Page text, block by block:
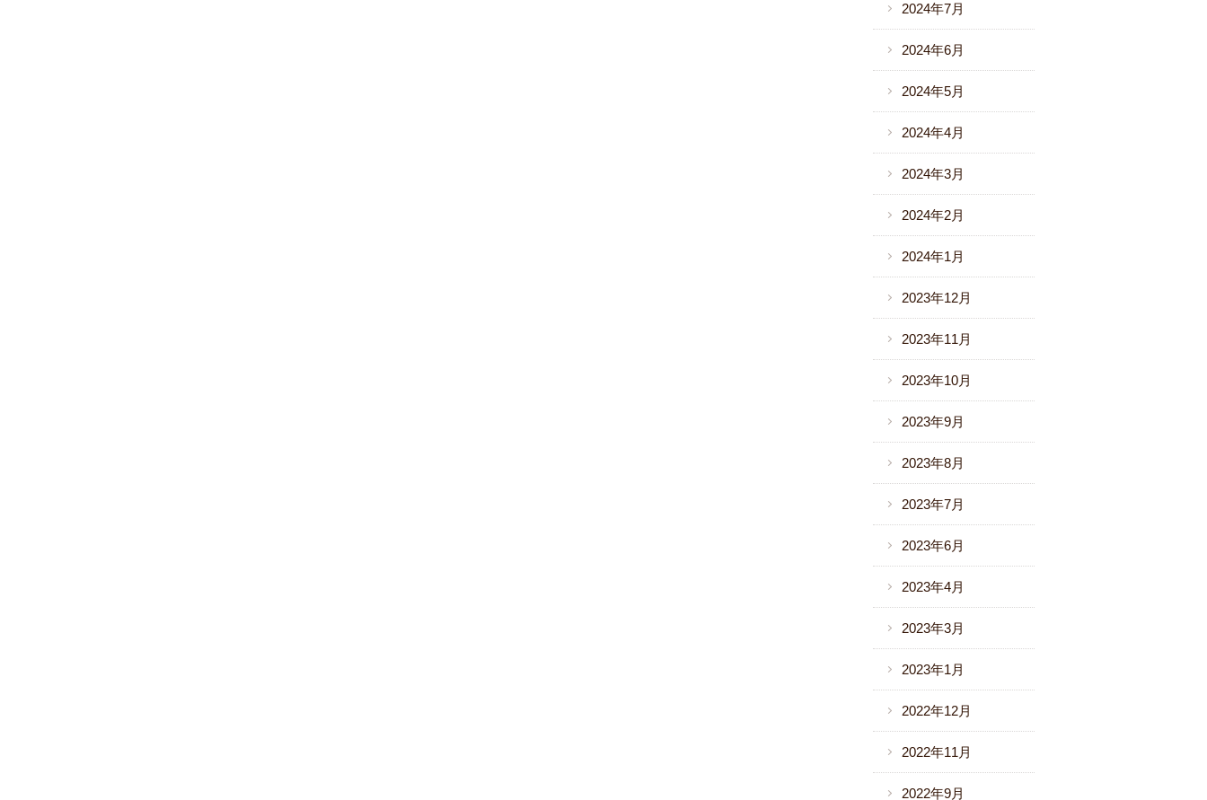
2024年7月
2024年6月
2024年5月
2024年4月
2024年3月
2024年2月
2024年1月
2023年12月
2023年11月
2023年10月
2023年9月
2023年8月
2023年7月
2023年6月
2023年4月
2023年3月
2023年1月
2022年12月
2022年11月
2022年9月